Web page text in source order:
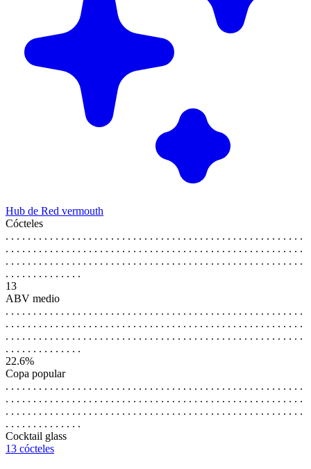
Hub de Red vermouth
Cócteles
. . . . . . . . . . . . . . . . . . . . . . . . . . . . . . . . . . . . . . . . . . . . . . . . . . . . . .
. . . . . . . . . . . . . . . . . . . . . . . . . . . . . . . . . . . . . . . . . . . . . . . . . . . . . .
. . . . . . . . . . . . . . . . . . . . . . . . . . . . . . . . . . . . . . . . . . . . . . . . . . . . . .
. . . . . . . . . . . . . .
13
ABV medio
. . . . . . . . . . . . . . . . . . . . . . . . . . . . . . . . . . . . . . . . . . . . . . . . . . . . . .
. . . . . . . . . . . . . . . . . . . . . . . . . . . . . . . . . . . . . . . . . . . . . . . . . . . . . .
. . . . . . . . . . . . . . . . . . . . . . . . . . . . . . . . . . . . . . . . . . . . . . . . . . . . . .
. . . . . . . . . . . . . .
22.6%
Copa popular
. . . . . . . . . . . . . . . . . . . . . . . . . . . . . . . . . . . . . . . . . . . . . . . . . . . . . .
. . . . . . . . . . . . . . . . . . . . . . . . . . . . . . . . . . . . . . . . . . . . . . . . . . . . . .
. . . . . . . . . . . . . . . . . . . . . . . . . . . . . . . . . . . . . . . . . . . . . . . . . . . . . .
. . . . . . . . . . . . . .
Cocktail glass
13 cócteles